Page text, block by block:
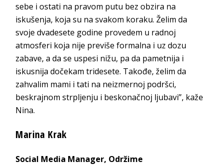
sebe i ostati na pravom putu bez obzira na
iskušenja, koja su na svakom koraku. Želim da
svoje dvadesete godine provedem u radnoj
atmosferi koja nije previše formalna i uz dozu
zabave, a da se uspesi nižu, pa da pametnija i
iskusnija dočekam tridesete. Takođe, želim da
zahvalim mami i tati na neizmernoj podršci,
beskrajnom strpljenju i beskonačnoj ljubavi”, kaže
Nina.
Marina Krak
Social Media Manager, Održime